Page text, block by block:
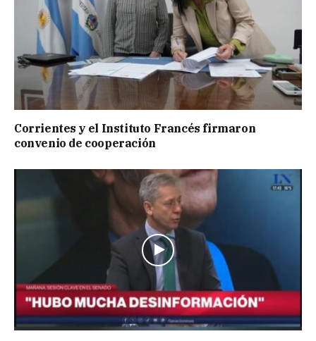
Corrientes y el Instituto Francés firmaron
convenio de cooperación